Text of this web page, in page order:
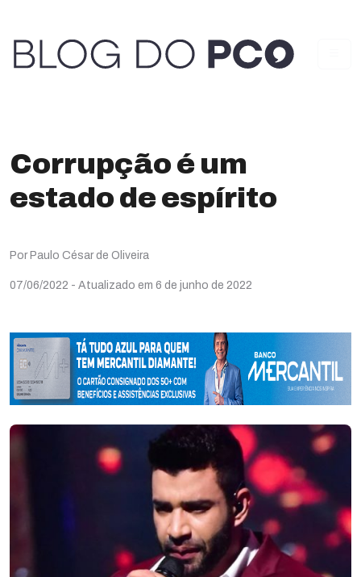
Corrupção é um
estado de espírito
Por Paulo César de Oliveira
07/06/2022 - Atualizado em 6 de junho de 2022